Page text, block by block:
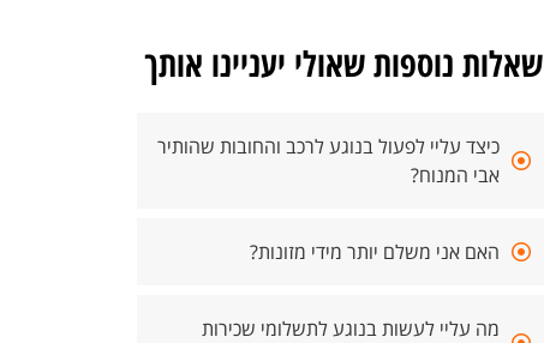
שאלות נוספות שאולי יעניינו אותך
כיצד עליי לפעול בנוגע לרכב והחובות שהותיר
אבי המנוח?
האם אני משלם יותר מידי מזונות?
מה עליי לעשות בנוגע לתשלומי שכירות